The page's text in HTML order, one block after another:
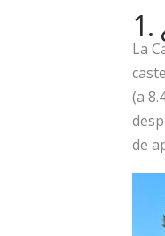
1.
La
(a
de